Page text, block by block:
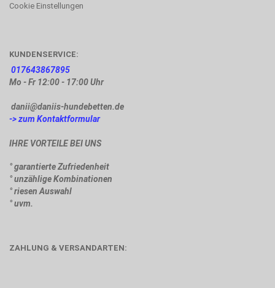
Cookie Einstellungen
KUNDENSERVICE:
017643867895
Mo - Fr 12:00 - 17:00 Uhr
danii@daniis-hundebetten.de
-> zum Kontaktformular
IHRE VORTEILE BEI UNS
° garantierte Zufriedenheit
° unzählige Kombinationen
° riesen Auswahl
° uvm.
ZAHLUNG & VERSANDARTEN: